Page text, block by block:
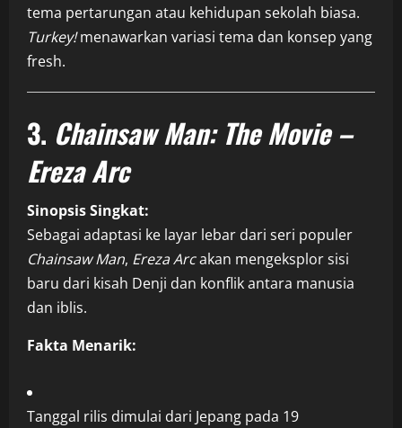
tema pertarungan atau kehidupan sekolah biasa.
Turkey!menawarkan variasi tema dan konsep yang
fresh.
3. Chainsaw Man: The Movie –
Ereza Arc
Sinopsis Singkat:
Sebagai adaptasi ke layar lebar dari seri populer
Chainsaw Man, Ereza Arcakan mengeksplor sisi
baru dari kisah Denji dan konflik antara manusia
dan iblis.
Fakta Menarik:
Tanggal rilis dimulai dari Jepang pada 19